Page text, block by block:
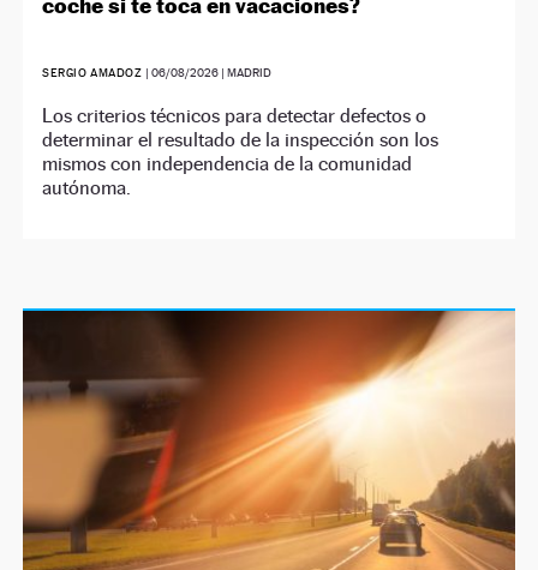
SERGIO AMADOZ |06/08/2026 | MADRID
Los criterios técnicos para detectar defectos o
determinar el resultado de la inspección son los
mismos con independencia de la comunidad
autónoma.